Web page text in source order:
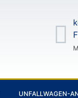
UNFALLWAGEN-